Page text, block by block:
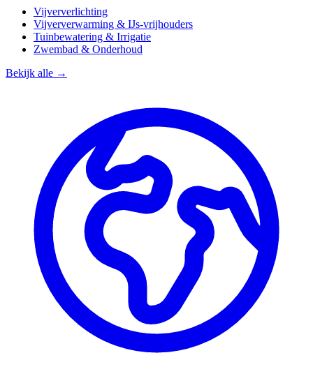
Vijververlichting
Vijververwarming & IJs-vrijhouders
Tuinbewatering & Irrigatie
Zwembad & Onderhoud
Bekijk alle →